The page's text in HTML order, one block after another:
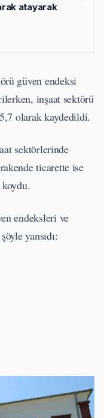
atayarak
güven endeksi
inşaat sektörü
olarak kaydedildi.
sektörlerinde
ticarette ise
endeksleri ve
yansıdı: